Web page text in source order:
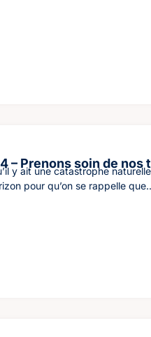
– Prenons soin de
y ait une catastrophe
pour qu’on se rappelle